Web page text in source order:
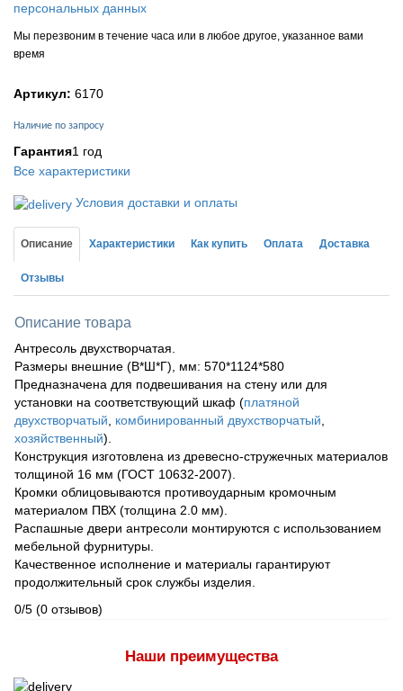
персональных данных
Мы перезвоним в течение часа или в любое другое, указанное вами
время
Артикул: 6170
Наличие по запросу
Гарантия1 год
Все характеристики
Условия доставки и оплаты
Описание Характеристики Как купить Оплата Доставка
Отзывы
Описание товара
Антресоль двухстворчатая.
Размеры внешние (В*Ш*Г), мм: 570*1124*580
Предназначена для подвешивания на стену или для
установки на соответствующий шкаф (платяной
двухстворчатый
комбинированный двухстворчатый
хозяйственный).
Конструкция изготовлена из древесно-стружечных материалов
толщиной 16 мм (ГОСТ 10632-2007).
Кромки облицовываются противоударным кромочным
материалом ПВХ (толщина 2.0 мм).
Распашные двери антресоли монтируются с использованием
мебельной фурнитуры.
Качественное исполнение и материалы гарантируют
продолжительный срок службы изделия.
0/5 (0 отзывов)
Наши преимущества